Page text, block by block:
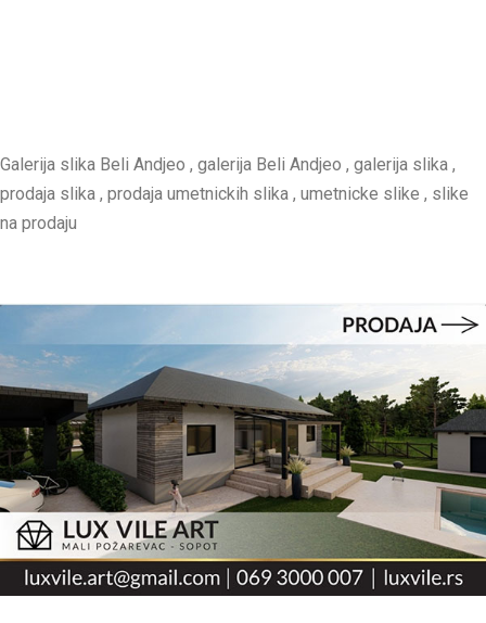
Galerija slika Beli Andjeo , galerija Beli Andjeo , galerija slika ,
prodaja slika , prodaja umetnickih slika , umetnicke slike , slike
na prodaju